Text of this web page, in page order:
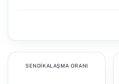
SENDIKALAŞMA ORANI